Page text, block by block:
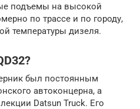
подъемы на высокой
по трассе и по городу,
температуры дизеля.
был постоянным
автоконцерна, а
Datsun Truck. Его